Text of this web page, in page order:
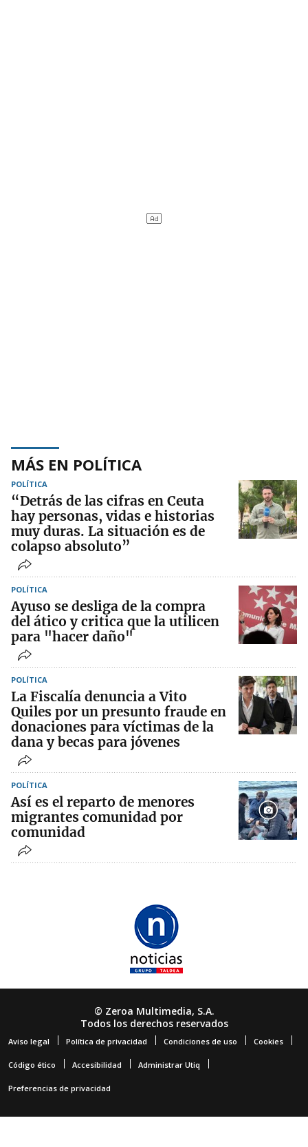
MÁS EN POLÍTICA
POLÍTICA
“Detrás de las cifras en Ceuta
hay personas, vidas e historias
muy duras. La situación es de
colapso absoluto”
POLÍTICA
Ayuso se desliga de la compra
del ático y critica que la utilicen
para "hacer daño"
POLÍTICA
La Fiscalía denuncia a Vito
Quiles por un presunto fraude en
donaciones para víctimas de la
dana y becas para jóvenes
POLÍTICA
Así es el reparto de menores
migrantes comunidad por
comunidad
© Zeroa Multimedia, S.A.
Todos los derechos reservados
Aviso legal Política de privacidad Condiciones de uso Cookies
Código ético Accesibilidad Administrar Utiq
Preferencias de privacidad